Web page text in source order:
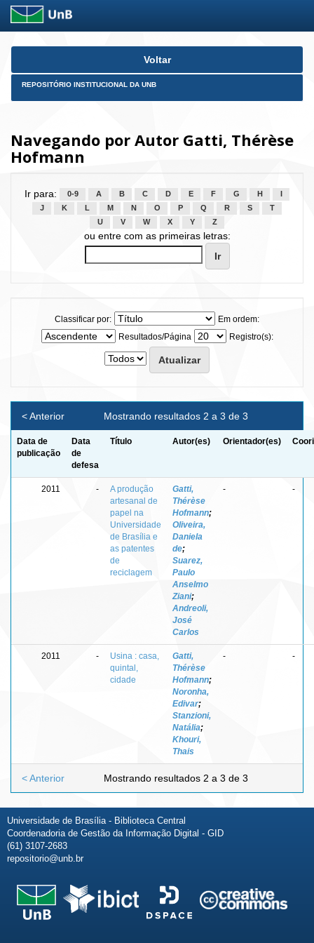
Skip
Voltar
REPOSITÓRIO INSTITUCIONAL DA UNB
Navegando por Autor Gatti, Thérèse
Hofmann
Ir para: 0-9 A B C D E F G H
J
K L M N O P Q R S
T
U
V W X Y Z
ou entre com as primeiras letras:
Classificar por:
Em ordem:
Resultados/Página
Registro(s):
Mostrando resultados 2 a 3 de 3
< Anterior
Data de
publicação
Data
de
defesa
Título Autor(es) Orientador(es)
2011 -
A produção
artesanal de
papel na
Universidade
de Brasília e
as patentes
de
reciclagem
Gatti,
Thérèse
Hofmann;
Oliveira,
Daniela
de;
Suarez,
Paulo
Anselmo
Ziani;
Andreoli,
José
Carlos
- -
2011 -
Usina : casa,
quintal,
cidade
Gatti,
Thérèse
Hofmann;
Noronha,
Edivar;
Stanzioni,
Natália;
Khouri,
Thais
- -
Mostrando resultados 2 a 3 de 3
< Anterior
Universidade de Brasília - Biblioteca Central
Coordenadoria de Gestão da Informação Digital - GID
(61) 3107-2683
repositorio@unb.br